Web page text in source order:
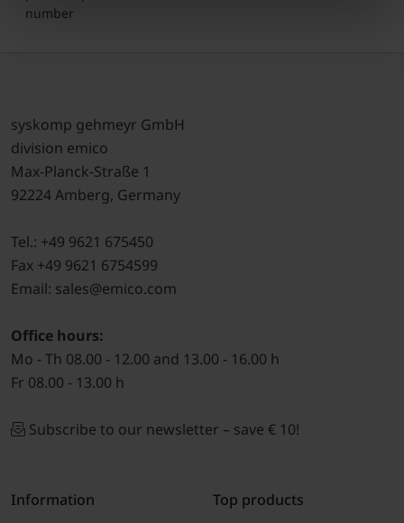
number
syskomp gehmeyr GmbH
division emico
Max-Planck-Straße 1
92224 Amberg, Germany
Tel.: +49 9621 675450
Fax +49 9621 6754599
Email: sales@emico.com
Office hours:
Mo - Th 08.00 - 12.00 and 13.00 - 16.00 h
Fr 08.00 - 13.00 h
Subscribe to our newsletter – save € 10!
Information
Top products